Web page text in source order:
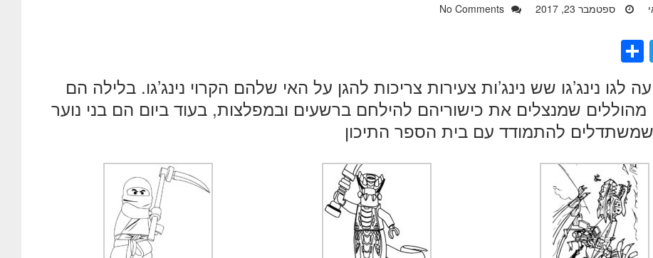
ספטמבר 23, 2017 No Comments
T
tt
er
S
h
ar
e
לגו נינג’גו שש נינג’ות צעירות צריכות להגן על האי שלהם הקרוי נינג’גו. בלילה הם
מהוללים שמנצלים את כישוריהם להילחם ברשעים ובמפלצות, בעוד ביום הם בני נוער
שמשתדלים להתמודד עם בית הספר התיכון